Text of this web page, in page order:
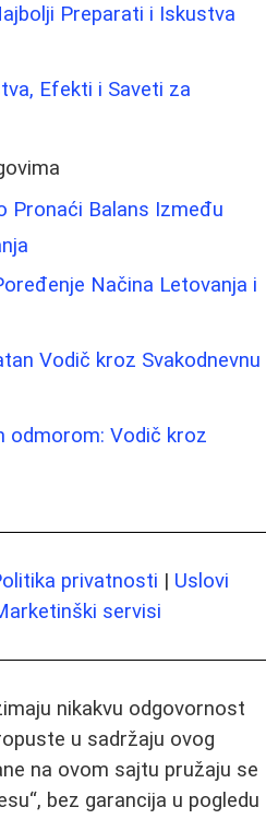
Preparati i Iskustva
Efekti i Saveti za
Pronaći Balans Između
Načina Letovanja i
Vodič kroz Svakodnevnu
odmorom: Vodič kroz
privatnosti | Uslovi
servisi
nikakvu odgovornost
u sadržaju ovog
na ovom sajtu pružaju se
bez garancija u pogledu